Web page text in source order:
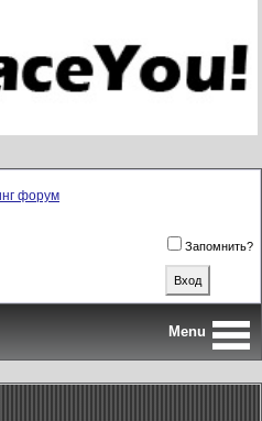
форум
Запомнить?
Menu